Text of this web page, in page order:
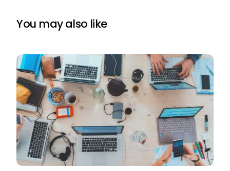
You may also like